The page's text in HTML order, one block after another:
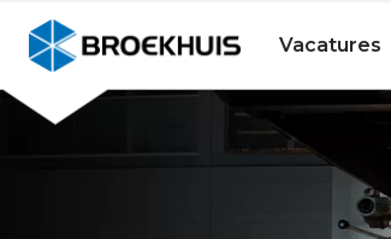
Overslaan
naar
de
inhoud
Broekhuis Vacatures